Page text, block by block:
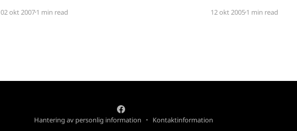
passa på första gången jag ska ut och äta med
02 okt 20071 min read
om sakfrågan i... fråga. Var kommer kebab ifrån?
12 okt 20051 min read
Hantering av personlig information Kontaktinformation